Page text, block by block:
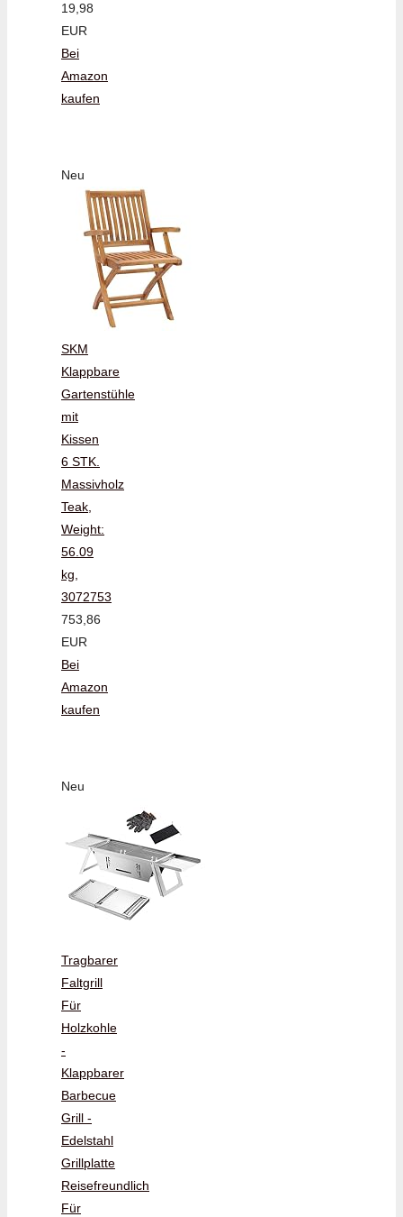
19,98
EUR
Bei
Amazon
kaufen
Neu
SKM
Klappbare
Gartenstühle
mit
Kissen
6 STK.
Massivholz
Teak,
Weight:
56.09
kg,
3072753
753,86
EUR
Bei
Amazon
kaufen
Neu
Tragbarer
Faltgrill
Für
Holzkohle
-
Klappbarer
Barbecue
Grill -
Edelstahl
Grillplatte
Reisefreundlich
Für